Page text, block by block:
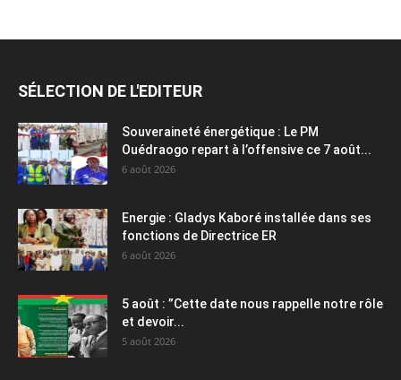
SÉLECTION DE L'EDITEUR
Souveraineté énergétique : Le PM
Ouédraogo repart à l’offensive ce 7 août...
6 août 2026
Energie : Gladys Kaboré installée dans ses
fonctions de Directrice ER
6 août 2026
5 août : ”Cette date nous rappelle notre rôle
et devoir...
5 août 2026